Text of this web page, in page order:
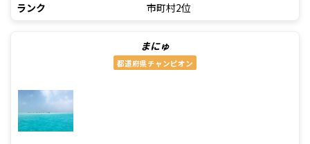
ランク
市町村2位
まにゅ
都道府県チャンピオン